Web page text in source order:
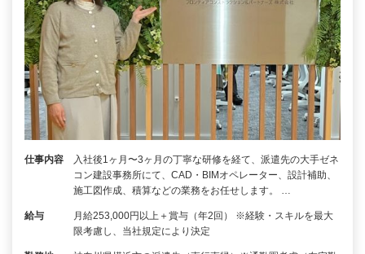
仕事内容
入社後1ヶ月〜3ヶ月の丁寧な研修を経て、派遣先の大手ゼネ
コン建設事務所にて、CAD・BIMオペレーター、設計補助、
施工図作成、積算などの業務をお任せします。 …
給与
月給253,000円以上＋賞与（年2回） ※経験・スキルを最大
限考慮し、当社規定により決定